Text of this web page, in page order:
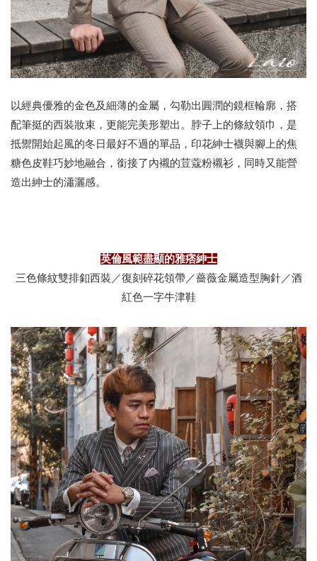
以經典優雅的金色及細薄的金屬，勾勒出圓潤的鏡框輪廓，搭
配筆挺的西裝妝束，更能完美形塑出。脖子上的條紋領巾，是
抵禦開始起風的冬日最好不過的單品，印花紳士襪與腳上的焦
糖色皮鞋巧妙地融合，銜接了內襯的荳蔻粉襯衫，同時又能營
造出紳士的瀟灑感。
英倫風範盡顯的雅痞紳士
三色條紋雙排釦西裝／復刻碎花領帶／薔薇金屬造型胸針／酒
紅色一字牛津鞋